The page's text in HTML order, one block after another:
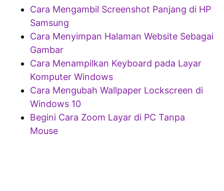
Cara Mengambil Screenshot Panjang di HP
Samsung
Cara Menyimpan Halaman Website Sebagai
Gambar
Cara Menampilkan Keyboard pada Layar
Komputer Windows
Cara Mengubah Wallpaper Lockscreen di
Windows 10
Begini Cara Zoom Layar di PC Tanpa
Mouse